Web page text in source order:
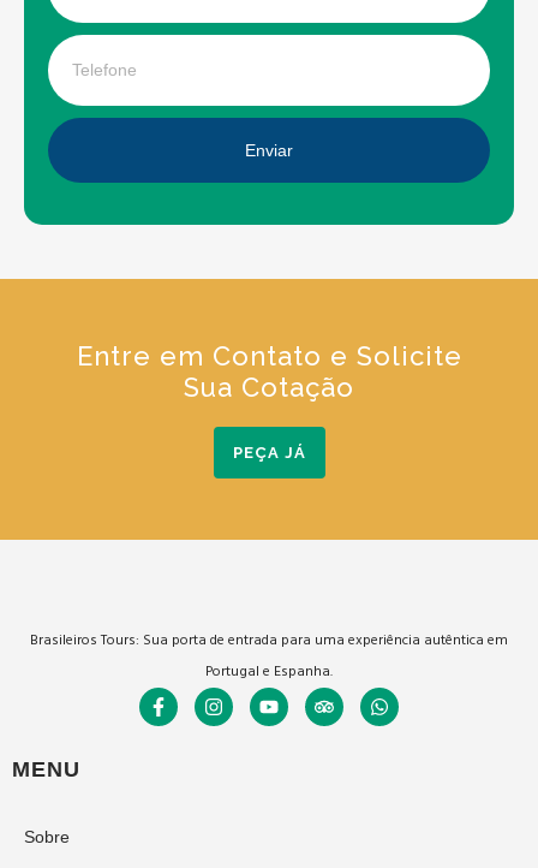
Enviar
Entre em Contato e Solicite
Sua Cotação
PEÇA JÁ
Brasileiros Tours: Sua porta de entrada para uma experiência autêntica em
Portugal e Espanha.
MENU
Sobre